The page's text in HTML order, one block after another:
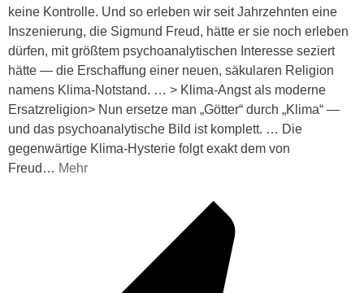
keine Kontrolle. Und so erleben wir seit Jahrzehnten eine
Inszenierung, die Sigmund Freud, hätte er sie noch erleben
dürfen, mit größtem psychoanalytischen Interesse seziert
hätte — die Erschaffung einer neuen, säkularen Religion
namens Klima-Notstand. … > Klima-Angst als moderne
Ersatzreligion> Nun ersetze man „Götter“ durch „Klima“ —
und das psychoanalytische Bild ist komplett. … Die
gegenwärtige Klima-Hysterie folgt exakt dem von
Freud … Mehr